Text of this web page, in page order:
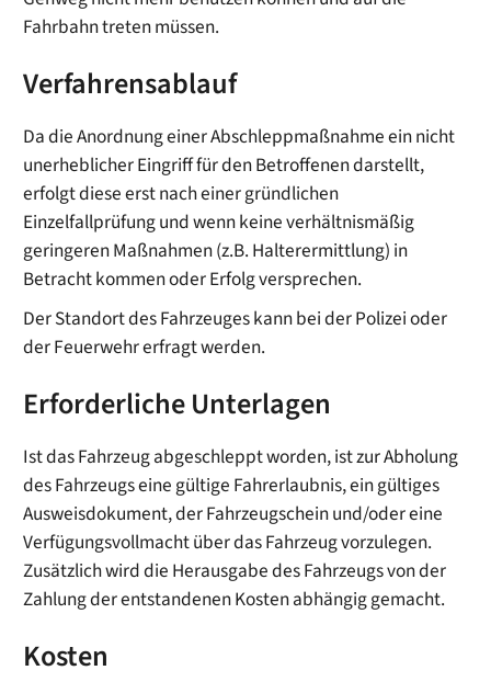
Fahrbahn treten müssen.
Verfahrensablauf
Da die Anordnung einer Abschleppmaßnahme ein nicht
unerheblicher Eingriff für den Betroffenen darstellt,
erfolgt diese erst nach einer gründlichen
Einzelfallprüfung und wenn keine verhältnismäßig
geringeren Maßnahmen (z.B. Halterermittlung) in
Betracht kommen oder Erfolg versprechen.
Der Standort des Fahrzeuges kann bei der Polizei oder
der Feuerwehr erfragt werden.
Erforderliche Unterlagen
Ist das Fahrzeug abgeschleppt worden, ist zur Abholung
des Fahrzeugs eine gültige Fahrerlaubnis, ein gültiges
Ausweisdokument, der Fahrzeugschein und/oder eine
Verfügungsvollmacht über das Fahrzeug vorzulegen.
Zusätzlich wird die Herausgabe des Fahrzeugs von der
Zahlung der entstandenen Kosten abhängig gemacht.
Kosten